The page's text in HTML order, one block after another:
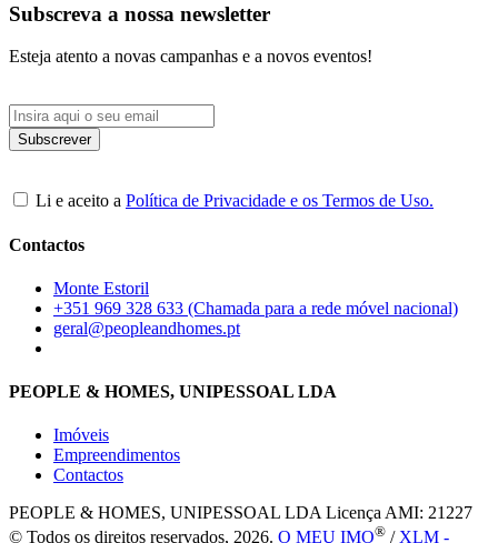
Subscreva a nossa newsletter
Esteja atento a novas campanhas e a novos eventos!
Li e aceito a Política de Privacidade e os Termos de Uso.
Contactos
Monte Estoril
+351 969 328 633 (Chamada para a rede móvel nacional)
geral@peopleandhomes.pt
PEOPLE & HOMES, UNIPESSOAL LDA
Imóveis
Empreendimentos
Contactos
PEOPLE & HOMES, UNIPESSOAL LDA Licença AMI: 21227
© Todos os direitos reservados, 2026. O MEU IMO® /XLM -